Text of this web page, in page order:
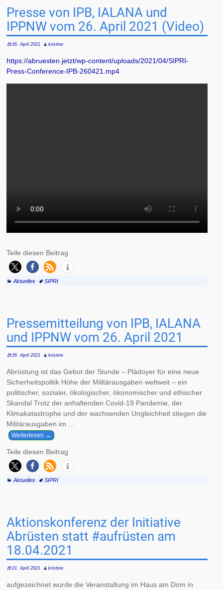
Presse von IPB, IALANA und
IPPNW vom 26. April 2021 (Video)
26. April 2021 kristine
https://abruesten.jetzt/wp-content/uploads/2021/04/SIPRI-
Press-Conference-IPB-260421.mp4
Teile diesen Beitrag
Aktuelles SIPRI
Pressemitteilung von IPB, IALANA
und IPPNW vom 26. April 2021
26. April 2021 kristine
Abrüstung ist das Gebot der Stunde – Plädoyer für eine neue
Sicherheitspolitik Höhe der Militärausgaben weltweit – ein
politischer, sozialer, ökologischer, ökonomischer und ethischer
Skandal Trotz der anhaltenden Covid-19 Pandemie, der
Klimakatastrophe und der wachsenden Ungleichheit stiegen die
Militärausgaben im
Weiterlesen →
Teile diesen Beitrag
Aktuelles SIPRI
Aktionskonferenz der Initiative
Abrüsten statt #aufrüsten am
18.04.2021
21. April 2021 kristine
aufgezeichnet wurde die Veranstaltung im Haus am Dom in